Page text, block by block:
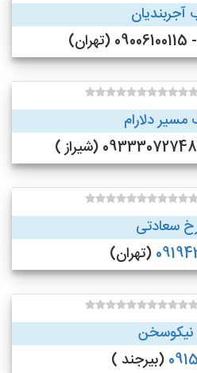
آجربندیان
مسیر دلارام
(شیراز )
سعادتی
(تهران)
نیکوسخن
(بیرجند )